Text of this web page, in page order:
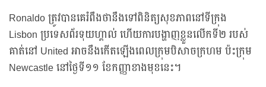
Ronaldo ត្រូវបានគេរំពឹងថានឹងទៅពិនិត្យសុខភាពនៅទីក្រុង
Lisbon ប្រទេសព័រទុយហ្គាល់ ហើយការបង្ហាញខ្លួនលើកទី២ របស់
គាត់នៅ United អាចនឹងកើតឡើងពេលក្រុមបិសាចក្រហម ប៉ះក្រុម
Newcastle នៅថ្ងៃទី១១ ខែកញ្ញាខាងមុខនេះ។